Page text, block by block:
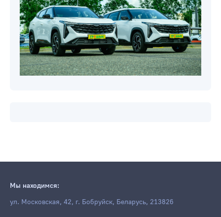
Мы находимся:
ул. Московская, 42, г. Бобруйск, Беларусь, 213826